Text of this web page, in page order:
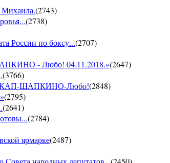
Михаила.(2743)
(2738)
России по боксу...(2707)
- Любо! 04.11.2018.»(2647)
(3766)
МУЧКАП-ШАПКИНО-Любо!(2848)
(2795)
(2641)
(2784)
ярмарке(2487)